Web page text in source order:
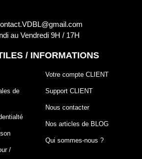
au Vendredi 9H / 17H
/ INFORMATIONS
de
/
Votre compte CLIENT
Support CLIENT
Nous contacter
Nos articles de BLOG
Qui sommes-nous ?